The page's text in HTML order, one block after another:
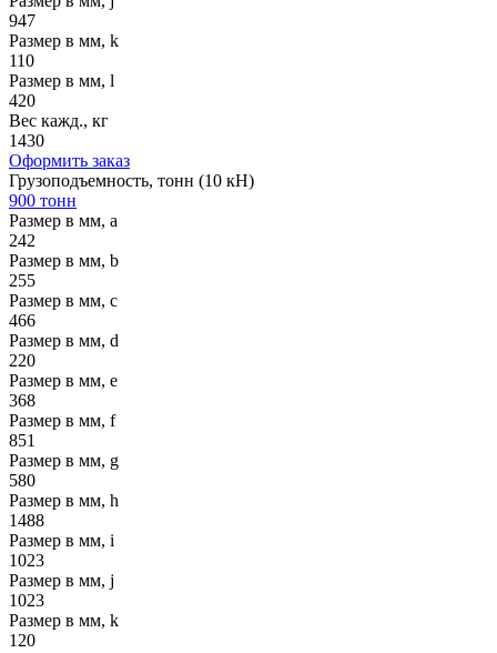
947
Размер в мм, k
110
Размер в мм, l
420
Вес кажд., кг
1430
Оформить заказ
Грузоподъемность, тонн (10 кН)
900 тонн
Размер в мм, a
242
Размер в мм, b
255
Размер в мм, c
466
Размер в мм, d
220
Размер в мм, e
368
Размер в мм, f
851
Размер в мм, g
580
Размер в мм, h
1488
Размер в мм, i
1023
Размер в мм, j
1023
Размер в мм, k
120